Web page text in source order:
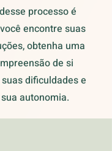
processo é
encontre suas
obtenha uma
de si
dificuldades e
autonomia.